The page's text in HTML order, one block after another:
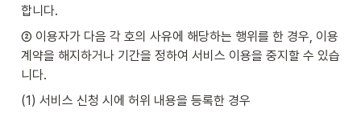
합니다.
② 이용자가 다음 각 호의 사유에 해당하는 행위를 한 경우, 이용
계약을 해지하거나 기간을 정하여 서비스 이용을 중지할 수 있습
니다.
(1) 서비스 신청 시에 허위 내용을 등록한 경우